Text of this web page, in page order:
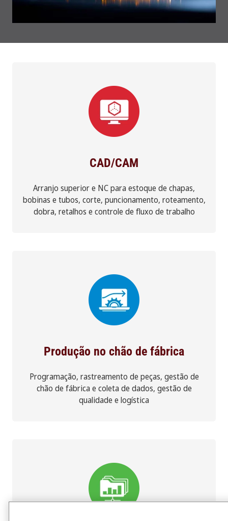
CAD/CAM
Arranjo superior e NC para estoque de chapas,
bobinas e tubos, corte, puncionamento, roteamento,
dobra, retalhos e controle de fluxo de trabalho
Produção no chão de fábrica
Programação, rastreamento de peças, gestão de
chão de fábrica e coleta de dados, gestão de
qualidade e logística